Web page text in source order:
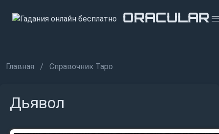
ORACULAR
ORACULAR
ORACULAR
Главная Справочник Таро
Дьявол